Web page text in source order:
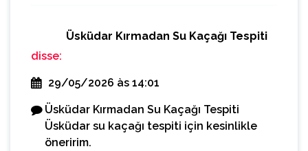
Üsküdar Kırmadan Su Kaçağı Tespiti
disse:
29/05/2026 às 14:01
Üsküdar Kırmadan Su Kaçağı Tespiti
Üsküdar su kaçağı tespiti için kesinlikle
öneririm.